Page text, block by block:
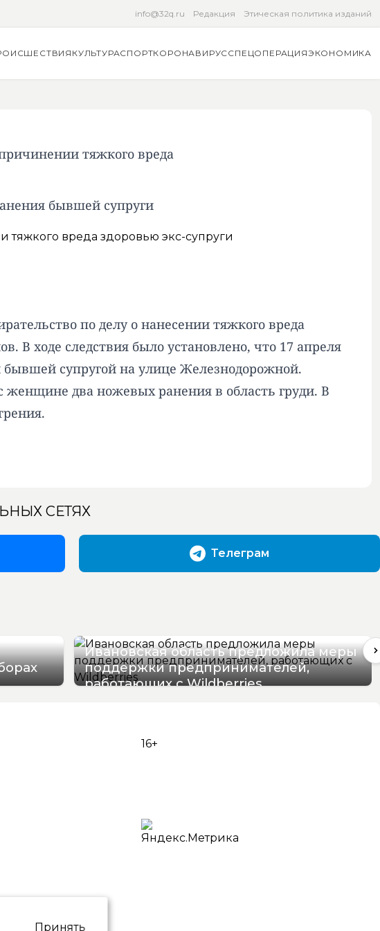
info@32q.ru Редакция Этическая политика изданий
КУЛЬТУРАСПОРТКОРОНАВИРУССПЕЦОПЕРАЦИЯЭКОНОМИКА
тяжкого вреда
бывшей супруги
по делу о нанесении тяжкого вреда
В ходе следствия было установлено, что 17 апреля
бывшей супругой на улице Железнодорожной.
два ножевых ранения в область груди. В
СЕТЯХ
Телеграм
Ивановская область предложила меры
поддержки предпринимателей,
работающих с Wildberries
16+
Принять